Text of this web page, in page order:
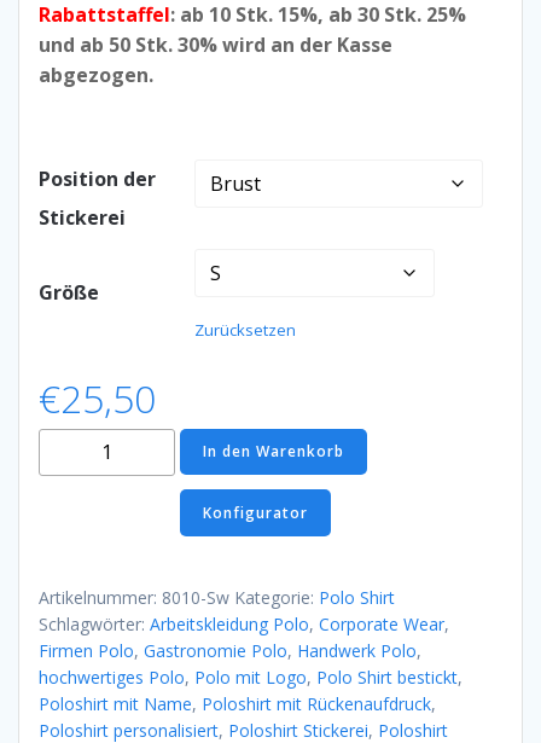
Rabattstaffel: ab 10 Stk. 15%, ab 30 Stk. 25%
und ab 50 Stk. 30% wird an der Kasse
abgezogen.
Position der
Stickerei
Größe
Zurücksetzen
€25,50
Shirt
In den Warenkorb
Konfigurator
Artikelnummer: 8010-Sw Kategorie: Polo Shirt
Schlagwörter: Arbeitskleidung Polo, Corporate Wear,
Firmen Polo, Gastronomie Polo, Handwerk Polo,
hochwertiges Polo, Polo mit Logo, Polo Shirt bestickt,
Poloshirt mit Name, Poloshirt mit Rückenaufdruck,
Poloshirt personalisiert, Poloshirt Stickerei, Poloshirt